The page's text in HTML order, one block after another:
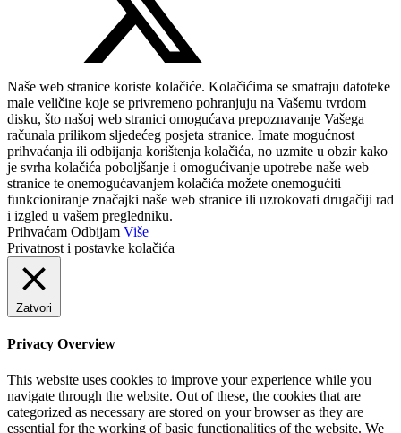
Naše web stranice koriste kolačiće. Kolačićima se smatraju datoteke
male veličine koje se privremeno pohranjuju na Vašemu tvrdom
disku, što našoj web stranici omogućava prepoznavanje Vašega
računala prilikom sljedećeg posjeta stranice. Imate mogućnost
prihvaćanja ili odbijanja korištenja kolačića, no uzmite u obzir kako
je svrha kolačića poboljšanje i omogućivanje upotrebe naše web
stranice te onemogućavanjem kolačića možete onemogućiti
funkcioniranje značajki naše web stranice ili uzrokovati drugačiji rad
i izgled u vašem pregledniku.
Prihvaćam Odbijam Više
Privatnost i postavke kolačića
Zatvori
Privacy Overview
This website uses cookies to improve your experience while you
navigate through the website. Out of these, the cookies that are
categorized as necessary are stored on your browser as they are
essential for the working of basic functionalities of the website. We